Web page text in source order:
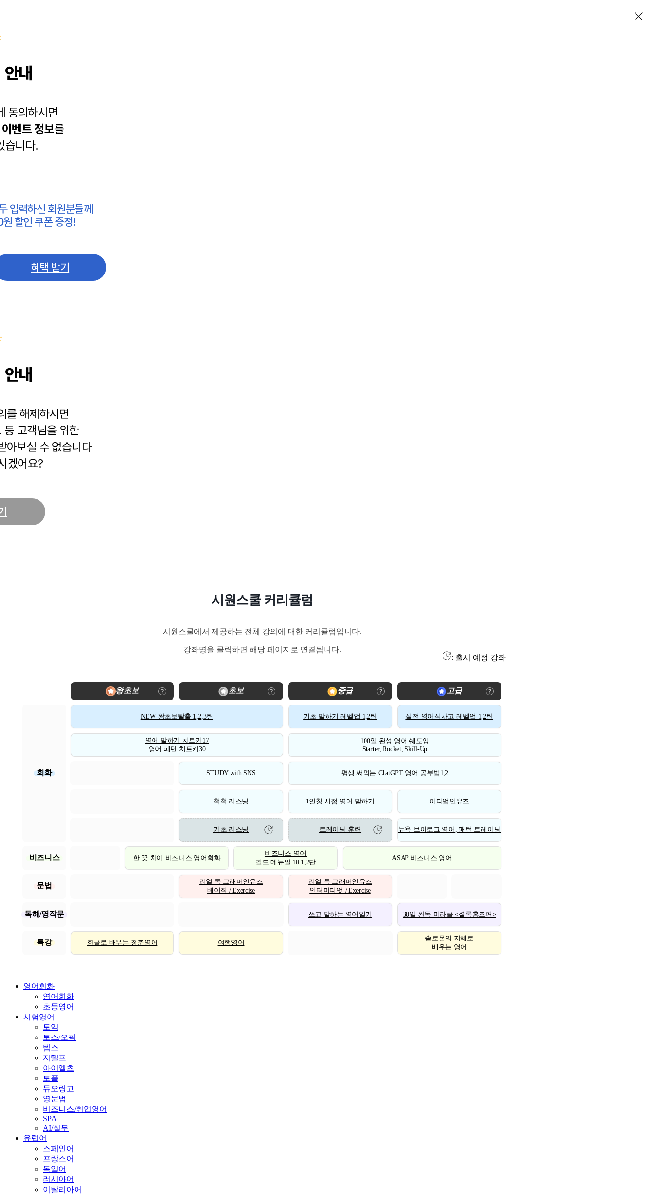
내
동의하시면
이벤트 정보를
습니다.
입력하신 회원분들께
할인 쿠폰 증정!
혜택 받기
내
를 해제하시면
등 고객님을 위한
아보실 수 없습니다
겠어요?
시원스쿨 커리큘럼
시원스쿨에서 제공하는 전체 강의에 대한 커리큘럼입니다.
강좌명을 클릭하면 해당 페이지로 연결됩니다.
: 출시 예정 강좌
왕초보 초보 중급 고급
회화
NEW 왕초보탈출 1,2,3탄 기초 말하기 레벨업 1,2탄 실전 영어식사고 레벨업 1,2탄
영어 말하기 치트키17
영어 패턴 치트키30
100일 완성 영어 쉐도잉
Starter, Rocket, Skill-Up
STUDY with SNS 평생 써먹는 ChatGPT 영어 공부법1,2
척척 리스닝 1인칭 시점 영어 말하기 이디엄인유즈
기초 리스닝 트레이닝 훈련 뉴욕 브이로그 영어, 패턴 트레이닝
비즈니스 한 끗 차이 비즈니스 영어회화
비즈니스 영어
필드 메뉴얼 10 1,2탄
ASAP 비즈니스 영어
문법
리얼 톡 그래머인유즈
베이직 / Exercise
리얼 톡 그래머인유즈
인터미디엇 / Exercise
독해/영작문 쓰고 말하는 영어일기 30일 완독 미라클 <셜록홈즈편>
특강 한글로 배우는 청춘영어 여행영어
솔로몬의 지혜로
배우는 영어
영어회화
영어회화
초등영어
시험영어
토익
토스/오픽
텝스
지텔프
아이엘츠
토플
듀오링고
영문법
비즈니스/취업영어
SPA
AI/실무
유럽어
스페인어
프랑스어
독일어
러시아어
이탈리아어